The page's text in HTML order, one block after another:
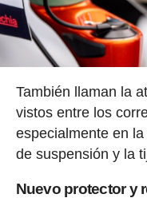
También llaman la
vistos entre los
especialmente en
de suspensión y la
Nuevo protector y